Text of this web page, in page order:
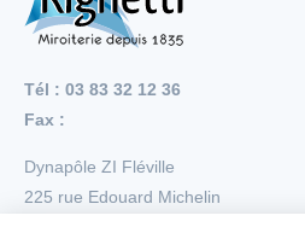
Tél : 03 83 32 12 36
Fax :
Dynapôle ZI Fléville
225 rue Edouard Michelin